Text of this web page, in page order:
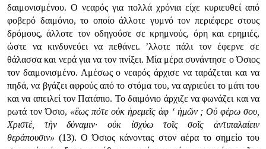
δαιμονισμένου. Ο νεαρός για πολλά χρόνια είχε κυριευθεί από
φοβερό δαιμόνιο, το οποίο άλλοτε γυμνό τον περιέφερε στους
δρόμους, άλλοτε τον οδηγούσε σε κρημνούς, όρη και ερημιές,
ώστε να κινδυνεύει να πεθάνει. ’λλοτε πάλι τον έφερνε σε
θάλασσα και νερά για να τον πνίξει. Μία μέρα συνάντησε ο Όσιος
τον δαιμονισμένο. Αμέσως ο νεαρός άρχισε να ταράζεται και να
πηδά, να βγάζει αφρούς από το στόμα του, να αγριεύει το μάτι του
και να απειλεί τον Πατάπιο. Το δαιμόνιο άρχιζε να φωνάζει και να
ρωτά τον Όσιο, «ἕως πότε οὐκ ἠρεμεῖς ἀφ ‘ ἡμῶν ; Οὐ φέρω σου,
Χριστὲ, τὴν δύναμιν· οὐκ ἰσχύω τοῖς σοῖς ἀντιπαλαίειν
θεράπουσιν»(13). Ο Όσιος κάνοντας στον αέρα το σημείο του